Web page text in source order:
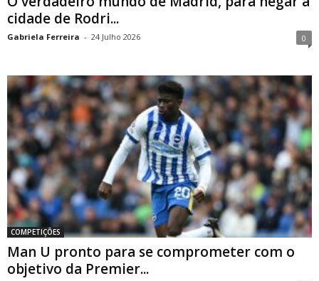
cidade de Rodri...
Gabriela Ferreira - 24 Julho 2026 0
COMPETIÇÕES
Man U pronto para se comprometer com o
objetivo da Premier...